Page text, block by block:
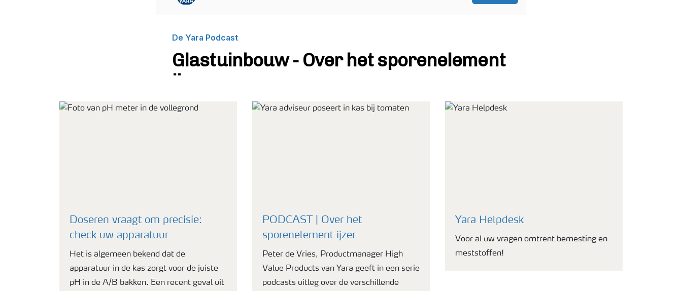
Doseren vraagt om precisie:
check uw apparatuur
Het is algemeen bekend dat de
apparatuur in de kas zorgt voor de juiste
pH in de A/B bakken. Een recent geval uit
PODCAST | Over het
sporenelement ijzer
Peter de Vries, Productmanager High
Value Products van Yara geeft in een serie
podcasts uitleg over de verschillende
Yara Helpdesk
Voor al uw vragen omtrent bemesting en
meststoffen!